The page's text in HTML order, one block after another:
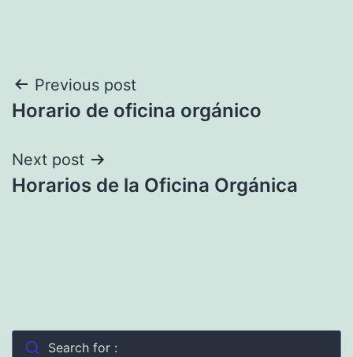
Navegación
de
entradas
Previous post
Horario de oficina orgánico
Next post
Horarios de la Oficina Orgánica
Search for :